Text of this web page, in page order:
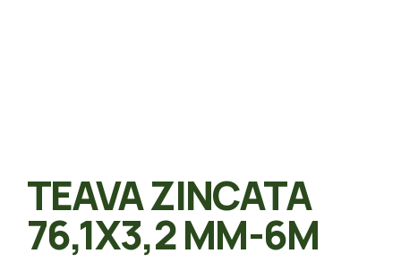
TEAVA ZINCATA
76,1X3,2 MM-6M